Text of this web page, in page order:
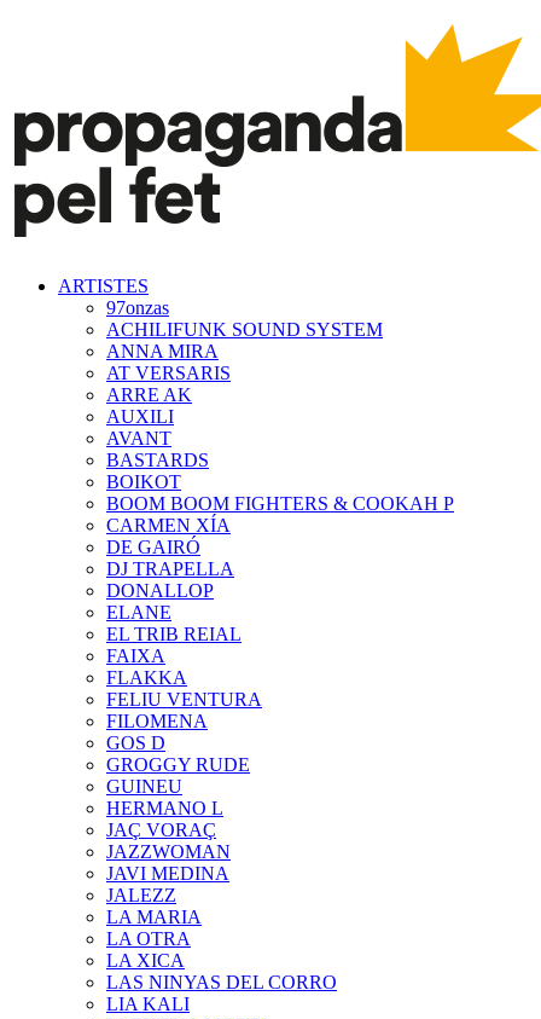
ARTISTES
97onzas
ACHILIFUNK SOUND SYSTEM
ANNA MIRA
AT VERSARIS
ARRE AK
AUXILI
AVANT
BASTARDS
BOIKOT
BOOM BOOM FIGHTERS & COOKAH P
CARMEN XÍA
DE GAIRÓ
DJ TRAPELLA
DONALLOP
ELANE
EL TRIB REIAL
FAIXA
FLAKKA
FELIU VENTURA
FILOMENA
GOS D
GROGGY RUDE
GUINEU
HERMANO L
JAÇ VORAÇ
JAZZWOMAN
JAVI MEDINA
JALEZZ
LA MARIA
LA OTRA
LA XICA
LAS NINYAS DEL CORRO
LIA KALI